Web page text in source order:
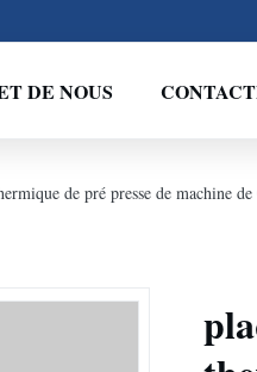
DE NOUS
de pré presse de machine